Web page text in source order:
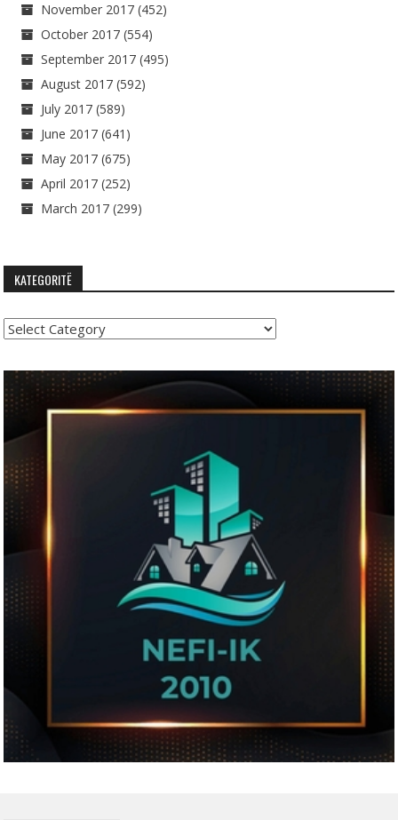
November 2017 (452)
October 2017 (554)
September 2017 (495)
August 2017 (592)
July 2017 (589)
June 2017 (641)
May 2017 (675)
April 2017 (252)
March 2017 (299)
KATEGORITË
Kategoritë